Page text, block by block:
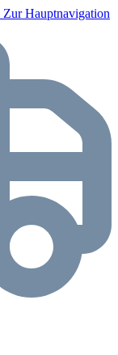
Zur Hauptnavigation